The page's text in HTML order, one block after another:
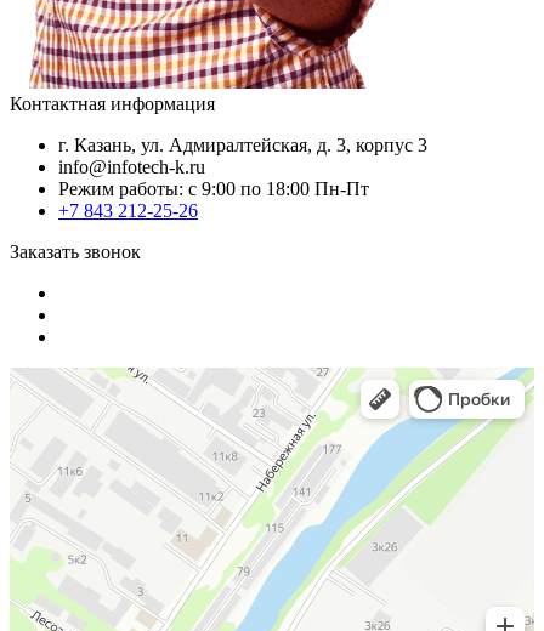
Контактная информация
г. Казань, ул. Адмиралтейская, д. 3, корпус 3
info@infotech-k.ru
Режим работы: с 9:00 по 18:00 Пн-Пт
+7 843 212-25-26
Заказать звонок